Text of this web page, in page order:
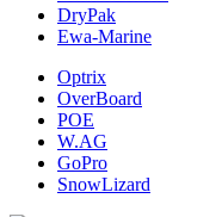
DryPak
Ewa-Marine
Optrix
OverBoard
POE
W.AG
GoPro
SnowLizard